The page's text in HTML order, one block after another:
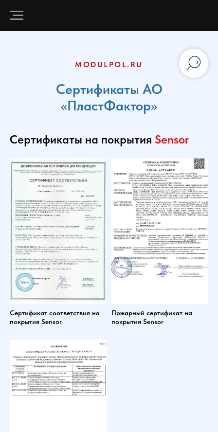
MODULPOL.RU
Сертификаты АО
«ПластФактор»
Сертификаты на покрытия Sensor
Сертификат соответствия на
покрытия Sensor
Пожарный сертификат на
покрытия Sensor